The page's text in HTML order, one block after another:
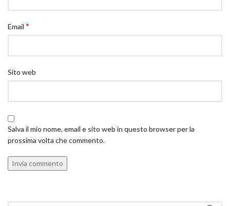
Email *
Sito web
Salva il mio nome, email e sito web in questo browser per la
prossima volta che commento.